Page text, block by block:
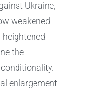
Ukraine,
weakened
the
enlargement